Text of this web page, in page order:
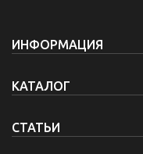
ИНФОРМАЦИЯ
КАТАЛОГ
СТАТЬИ